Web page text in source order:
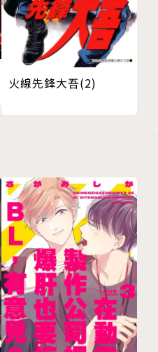
火線先鋒大吾(2)